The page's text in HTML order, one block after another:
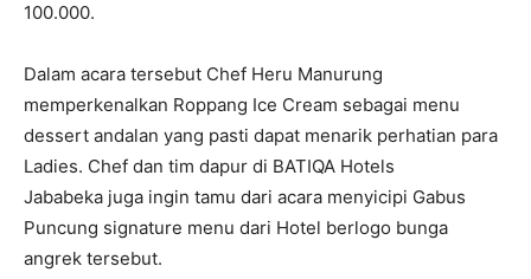
100.000.
Dalam acara tersebut Chef Heru Manurung
memperkenalkan Roppang Ice Cream sebagai menu
dessert andalan yang pasti dapat menarik perhatian para
Ladies. Chef dan tim dapur di BATIQA Hotels
Jababeka juga ingin tamu dari acara menyicipi Gabus
Puncung signature menu dari Hotel berlogo bunga
angrek tersebut.